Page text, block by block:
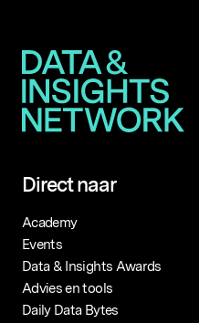
Direct naar
Academy
Events
Data & Insights Awards
Advies en tools
Daily Data Bytes